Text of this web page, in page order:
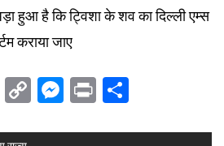
हुआ है कि ट्विशा के शव का दिल्ली एम्स
कराया जाए
Email
CopyMessenger
Print